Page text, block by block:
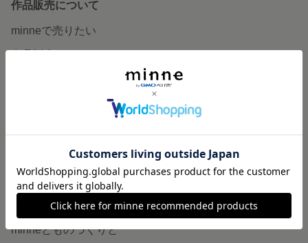
作品販売について
minneで売りたい
販売支援企画・イベント
読みもの
minneとものづくりと